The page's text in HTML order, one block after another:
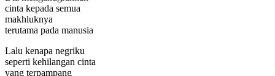
cinta kepada semua
makhluknya
terutama pada manusia
Lalu kenapa negriku
seperti kehilangan cinta
yang terpampang